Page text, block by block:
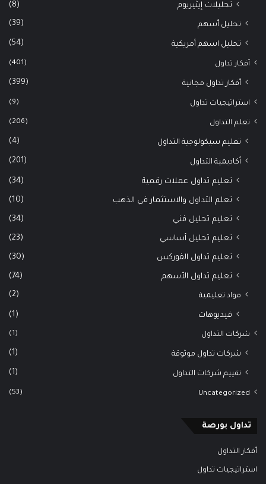
تحليلات إيثيريوم (8)
تحليل أسهم (39)
تحليل اسهم أمريكية (54)
أفكار تداول (401)
أفكار تداول مجانية (399)
استراتيجيات تداول (9)
تعلم التداول (206)
تعليم سيكولوجية التداول (4)
أكاديمية التداول (201)
تعليم تداول عملات رقمية (34)
تعلم التداول والاستثمار في الذهب (10)
تعليم تحليل فني (34)
تعليم تحليل أساسي (23)
تعليم تداول الفوركس (30)
تعليم تداول الأسهم (74)
مواد تعليمية (2)
فيديوهات (1)
شركات التداول (1)
شركات تداول موثوقة (1)
تقييم شركات التداول (1)
Uncategorized
(53)
تداول بورصة
أفكار التداول
استراتيجيات تداول